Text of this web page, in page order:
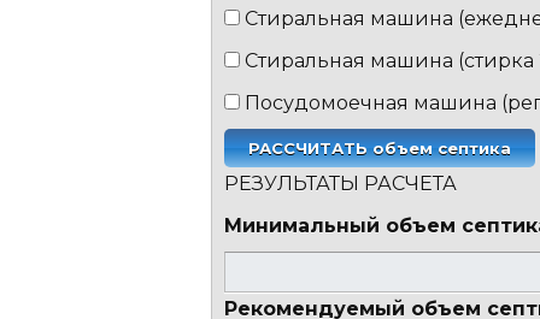
Стиральная машина
Стиральная машина
Посудомоечная машина
РЕЗУЛЬТАТЫ РАСЧЕТА
Минимальный объем
Рекомендуемый объем